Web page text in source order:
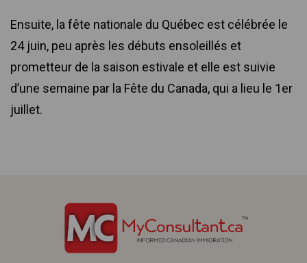
Ensuite, la fête nationale du Québec est célébrée le
24 juin, peu après les débuts ensoleillés et
prometteur de la saison estivale et elle est suivie
d’une semaine par la Fête du Canada, qui a lieu le 1er
juillet.